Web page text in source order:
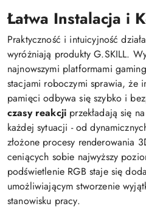
Łatwa Instalacja i
Praktyczność i intuicyjność
wyróżniają produkty G.SKILL.
najnowszymi platformami
stacjami roboczymi sprawia, że
pamięci odbywa się szybko i
czasy reakcji przekładają się
każdej sytuacji - od
złożone procesy renderowania
ceniących sobie najwyższy
podświetlenie RGB staje się
umożliwiającym stworzenie
stanowisku pracy.